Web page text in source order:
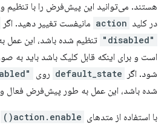
هستند. می‌توانید این پیش‌فرض را با تنظیم
در کلید action مانیفست تغییر دهید. اگر
"disabled"
تنظیم شده باشد، این
است و برای اینکه قابل کلیک باشد باید به
شود. اگر
default_state روی "enabled"
شده باشد، این عمل به طور پیش‌فرض فعال
با استفاده از متدهای action.enable()